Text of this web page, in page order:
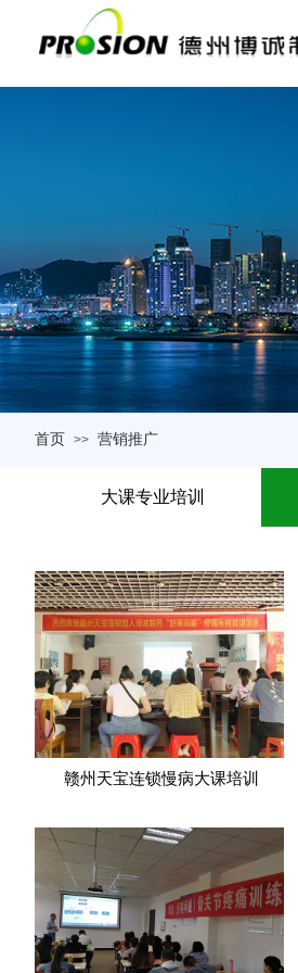
首页 >> 营销推广
大课专业培训
赣州天宝连锁慢病大课培训